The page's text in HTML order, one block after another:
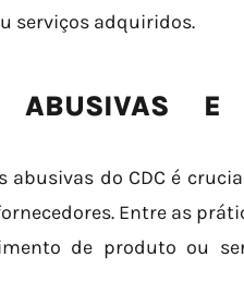
serviços adquiridos.
ABUSIVAS
abusivas do CDC é
Entre as
de produto ou